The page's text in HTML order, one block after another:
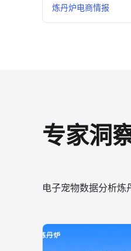
炼丹炉电商情报
专家洞
电子宠物数据分析炼